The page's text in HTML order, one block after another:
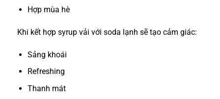
Hợp mùa hè
Khi kết hợp syrup vải với soda lạnh sẽ tạo cảm giác:
Sảng khoái
Refreshing
Thanh mát